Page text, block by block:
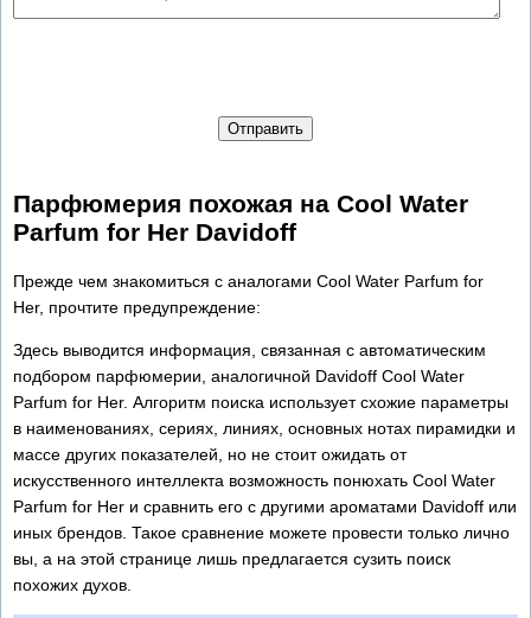
Отправить
Парфюмерия похожая на Cool Water
Parfum for Her Davidoff
Прежде чем знакомиться с аналогами Cool Water Parfum for
Her, прочтите предупреждение:
Здесь выводится информация, связанная с автоматическим
подбором парфюмерии, аналогичной Davidoff Cool Water
Parfum for Her. Алгоритм поиска использует схожие параметры
в наименованиях, сериях, линиях, основных нотах пирамидки и
массе других показателей, но не стоит ожидать от
искусственного интеллекта возможность понюхать Cool Water
Parfum for Her и сравнить его с другими ароматами Davidoff или
иных брендов. Такое сравнение можете провести только лично
вы, а на этой странице лишь предлагается сузить поиск
похожих духов.